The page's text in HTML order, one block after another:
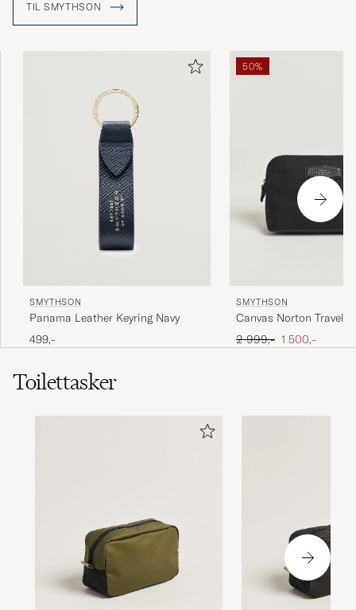
Kelly og Winston Churchill. På denne måde har Smythson
sat standarden for en ekstraordinær livsstil baseret på
fra Smythson er skabt via mageløst håndværk og en
perfekt kombination mellem funktion, kvalitet og æstetik.
TIL SMYTHSON
SMYTHSON
Panama Leather Keyring Navy
499,-
50%
SMYTHSON
Canvas Norton Travel
Ordinary pris
2 999,- Nedsat pris
1 500,-
Toilettasker